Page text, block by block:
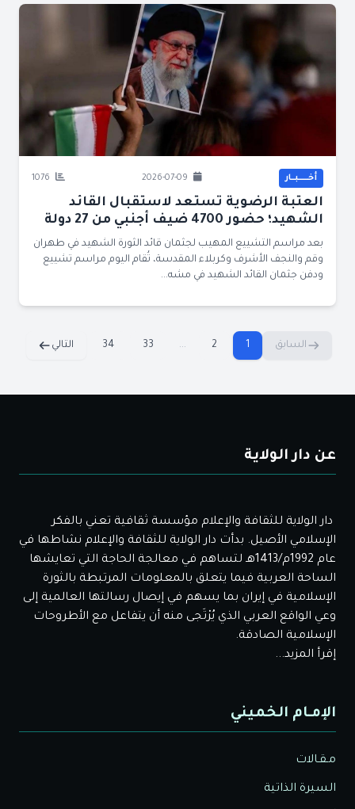
أخــــــبــار
العتبة الرضوية تستعد لاستقبال القائد
الشهيد؛ حضور 4700 ضيف أجنبي من 27 دولة
بعد مراسم التشييع المهيب لجثمان قائد الثورة الشهيد في طهران
وقم والنجف الأشرف وكربلاء المقدسة، تُقام اليوم مراسم تشييع
ودفن جثمان القائد الشهيد في مشه...
السابق 1
2
...
33
34 التالي
عن دار الولاية
دار الولاية للثقافة والإعلام مؤسسة ثقافية تعني بالفكر
الإسلامي الأصيل. بدأت دار الولاية للثقافة والإعلام نشاطها في
عام 1992م/1413هـ لتساهم في معالجة الحاجة التي تعايشها
الساحة العربية فيما يتعلق بالمعلومات المرتبطة بالثورة
الإسلامية في إيران بما يسهم في إيصال رسالتها العالمية إلى
وعي الواقع العربي الذي يُرْتَجى منه أن يتفاعل مع الأطروحات
الإسلامية الصادقة.
إقرأ المزيد...
الإمـام الخميني
مـقـالات
السيرة الذاتية